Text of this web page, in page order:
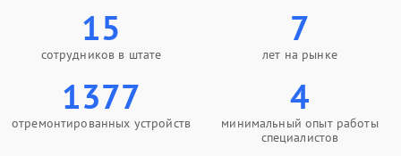
15
сотрудников в штате
7
лет на рынке
1377
отремонтированных устройств
4
минимальный опыт работы
специалистов